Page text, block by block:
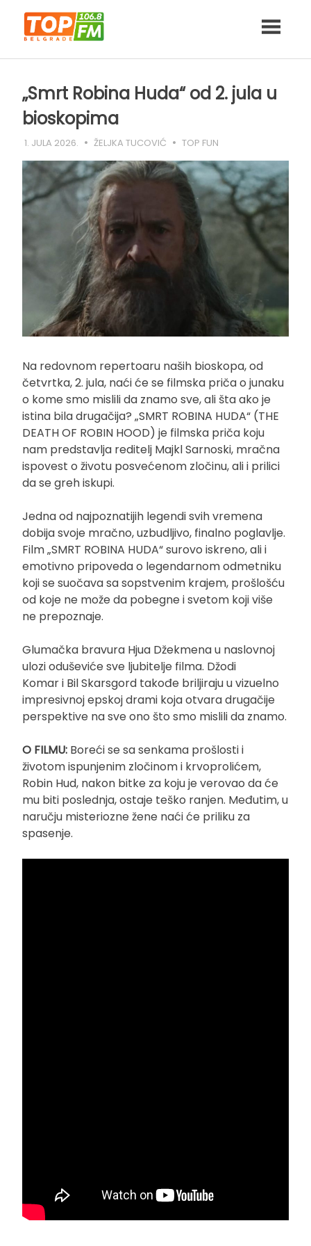
content
„Smrt Robina Huda“ od 2. jula u
bioskopima
1. JULA 2026. ŽELJKA TUCOVIĆ TOP FUN
Na redovnom repertoaru naših bioskopa, od
četvrtka, 2. jula, naći će se filmska priča o junaku
o kome smo mislili da znamo sve, ali šta ako je
istina bila drugačija? „SMRT ROBINA HUDA“ (THE
DEATH OF ROBIN HOOD) je filmska priča koju
nam predstavlja reditelj Majkl Sarnoski, mračna
ispovest o životu posvećenom zločinu, ali i prilici
da se greh iskupi.
Jedna od najpoznatijih legendi svih vremena
dobija svoje mračno, uzbudljivo, finalno poglavlje.
Film „SMRT ROBINA HUDA“ surovo iskreno, ali i
emotivno pripoveda o legendarnom odmetniku
koji se suočava sa sopstvenim krajem, prošlošću
od koje ne može da pobegne i svetom koji više
ne prepoznaje.
Glumačka bravura Hjua Džekmena u naslovnoj
ulozi oduševiće sve ljubitelje filma. Džodi
Komar i Bil Skarsgord takođe briljiraju u vizuelno
impresivnoj epskoj drami koja otvara drugačije
perspektive na sve ono što smo mislili da znamo.
O FILMU: Boreći se sa senkama prošlosti i
životom ispunjenim zločinom i krvoprolićem,
Robin Hud, nakon bitke za koju je verovao da će
mu biti poslednja, ostaje teško ranjen. Međutim, u
naručju misteriozne žene naći će priliku za
spasenje.